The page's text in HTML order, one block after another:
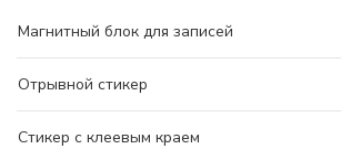
Магнитный блок для записей
Отрывной стикер
Стикер с клеевым краем